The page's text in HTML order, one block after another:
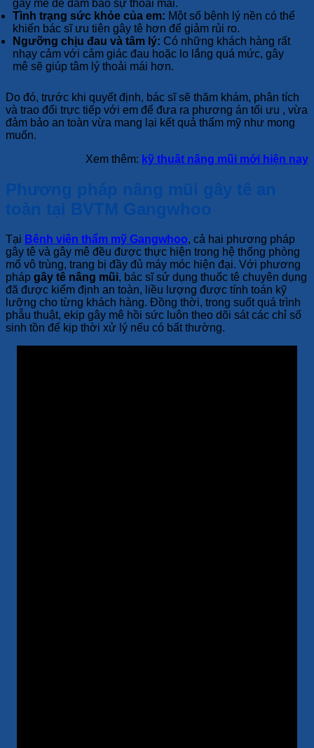
gây mê để đảm bảo sự thoải mái.
Tình trạng sức khỏe của em: Một số bệnh lý nền có thể
khiến bác sĩ ưu tiên gây tê hơn để giảm rủi ro.
Ngưỡng chịu đau và tâm lý: Có những khách hàng rất
nhạy cảm với cảm giác đau hoặc lo lắng quá mức, gây
mê sẽ giúp tâm lý thoải mái hơn.
Do đó, trước khi quyết định, bác sĩ sẽ thăm khám, phân tích
và trao đổi trực tiếp với em để đưa ra phương án tối ưu , vừa
đảm bảo an toàn vừa mang lại kết quả thẩm mỹ như mong
muốn.
Xem thêm: kỹ thuật nâng mũi mới hiện nay
Phương pháp nâng mũi gây tê an
toàn tại BVTM Gangwhoo
Tại Bệnh viện thẩm mỹ Gangwhoo, cả hai phương pháp
gây tê và gây mê đều được thực hiện trong hệ thống phòng
mổ vô trùng, trang bị đầy đủ máy móc hiện đại. Với phương
pháp gây tê nâng mũi, bác sĩ sử dụng thuốc tê chuyên dụng
đã được kiểm định an toàn, liều lượng được tính toán kỹ
lưỡng cho từng khách hàng. Đồng thời, trong suốt quá trình
phẫu thuật, ekip gây mê hồi sức luôn theo dõi sát các chỉ số
sinh tồn để kịp thời xử lý nếu có bất thường.